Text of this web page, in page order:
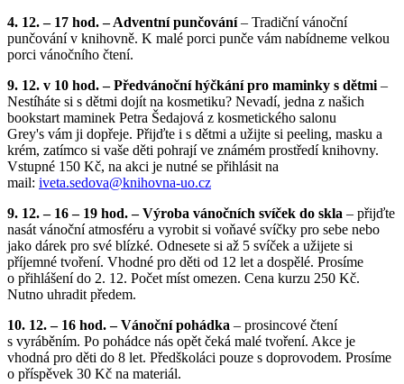
4. 12. – 17 hod. – Adventní punčování– Tradiční vánoční
punčování v knihovně. K malé porci punče vám nabídneme velkou
porci vánočního čtení.
9. 12. v 10 hod. – Předvánoční hýčkání pro maminky s dětmi –
Nestíháte si s dětmi dojít na kosmetiku? Nevadí, jedna z našich
bookstart maminek Petra Šedajová z kosmetického salonu
Grey's vám ji dopřeje. Přijďte i s dětmi a užijte si peeling, masku a
krém, zatímco si vaše děti pohrají ve známém prostředí knihovny.
Vstupné 150 Kč, na akci je nutné se přihlásit na
mail: iveta.sedova@knihovna-uo.cz
9. 12. – 16 – 19 hod. – Výroba vánočních svíček do skla – přijďte
nasát vánoční atmosféru a vyrobit si voňavé svíčky pro sebe nebo
jako dárek pro své blízké. Odnesete si až 5 svíček a užijete si
příjemné tvoření. Vhodné pro děti od 12 let a dospělé. Prosíme
o přihlášení do 2. 12. Počet míst omezen. Cena kurzu 250 Kč.
Nutno uhradit předem.
10. 12. – 16 hod. – Vánoční pohádka – prosincové čtení
s vyráběním. Po pohádce nás opět čeká malé tvoření. Akce je
vhodná pro děti do 8 let. Předškoláci pouze s doprovodem. Prosíme
o příspěvek 30 Kč na materiál.